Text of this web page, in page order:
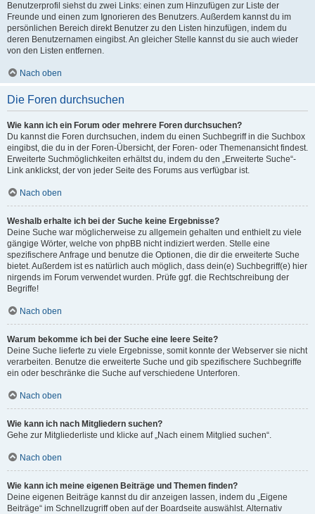
Benutzerprofil siehst du zwei Links: einen zum Hinzufügen zur Liste der
Freunde und einen zum Ignorieren des Benutzers. Außerdem kannst du im
persönlichen Bereich direkt Benutzer zu den Listen hinzufügen, indem du
deren Benutzernamen eingibst. An gleicher Stelle kannst du sie auch wieder
von den Listen entfernen.
Nach oben
Die Foren durchsuchen
Wie kann ich ein Forum oder mehrere Foren durchsuchen?
Du kannst die Foren durchsuchen, indem du einen Suchbegriff in die Suchbox
eingibst, die du in der Foren-Übersicht, der Foren- oder Themenansicht findest.
Erweiterte Suchmöglichkeiten erhältst du, indem du den „Erweiterte Suche“-
Link anklickst, der von jeder Seite des Forums aus verfügbar ist.
Nach oben
Weshalb erhalte ich bei der Suche keine Ergebnisse?
Deine Suche war möglicherweise zu allgemein gehalten und enthielt zu viele
gängige Wörter, welche von phpBB nicht indiziert werden. Stelle eine
spezifischere Anfrage und benutze die Optionen, die dir die erweiterte Suche
bietet. Außerdem ist es natürlich auch möglich, dass dein(e) Suchbegriff(e) hier
nirgends im Forum verwendet wurden. Prüfe ggf. die Rechtschreibung der
Begriffe!
Nach oben
Warum bekomme ich bei der Suche eine leere Seite?
Deine Suche lieferte zu viele Ergebnisse, somit konnte der Webserver sie nicht
verarbeiten. Benutze die erweiterte Suche und gib spezifischere Suchbegriffe
ein oder beschränke die Suche auf verschiedene Unterforen.
Nach oben
Wie kann ich nach Mitgliedern suchen?
Gehe zur Mitgliederliste und klicke auf „Nach einem Mitglied suchen“.
Nach oben
Wie kann ich meine eigenen Beiträge und Themen finden?
Deine eigenen Beiträge kannst du dir anzeigen lassen, indem du „Eigene
Beiträge“ im Schnellzugriff oben auf der Boardseite auswählst. Alternativ